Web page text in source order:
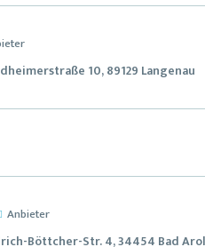
10, 89129 Langenau
Anbieter
Böttcher-Str. 4, 34454 Bad